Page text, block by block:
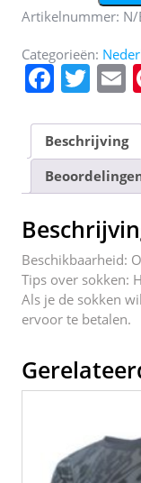
Artikelnummer: N/
Categorieën:
F
c
e
b
o
o
k
T
itt
er
E
l
Beschrijving
Beschikbaarheid:
Tips over sokken:
Als je de sokken
ervoor te betalen.